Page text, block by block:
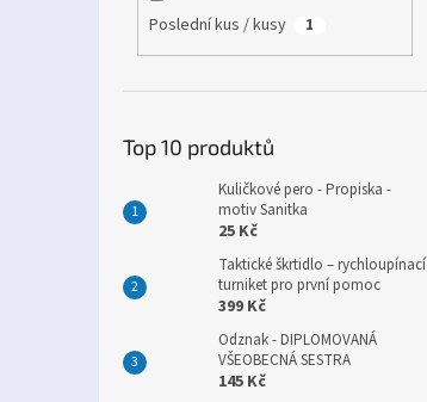
Poslední kus / kusy 1
Top 10 produktů
Kuličkové pero - Propiska -
motiv Sanitka
25 Kč
Taktické škrtidlo – rychloupínací
turniket pro první pomoc
399 Kč
Odznak - DIPLOMOVANÁ
VŠEOBECNÁ SESTRA
145 Kč